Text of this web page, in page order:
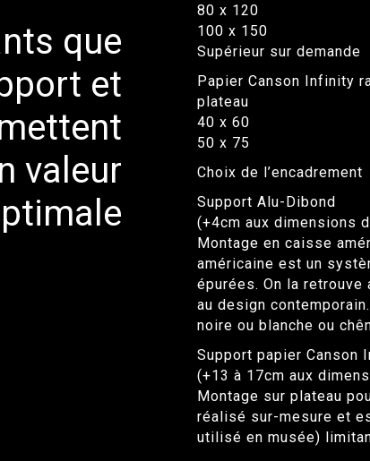
que
et
valeur
80 x 120
100 x 150
Supérieur sur demande
Papier Canson Infinity
plateau
40 x 60
50 x 75
Choix de l’encadrement
Support Alu-Dibond
(+4cm aux dimensions
Montage en caisse
américaine est un
épurées. On la
au design
noire ou blanche ou
Support papier Canson
(+13 à 17cm aux
Montage sur plateau
réalisé sur-mesure et
utilisé en musée)